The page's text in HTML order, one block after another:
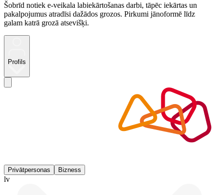
Šobrīd notiek e-veikala labiekārtošanas darbi, tāpēc iekārtas un
pakalpojumus atradīsi dažādos grozos. Pirkumi jānoformē līdz
galam katrā grozā atsevišķi.
Profils
Privātpersonas Bizness
lv